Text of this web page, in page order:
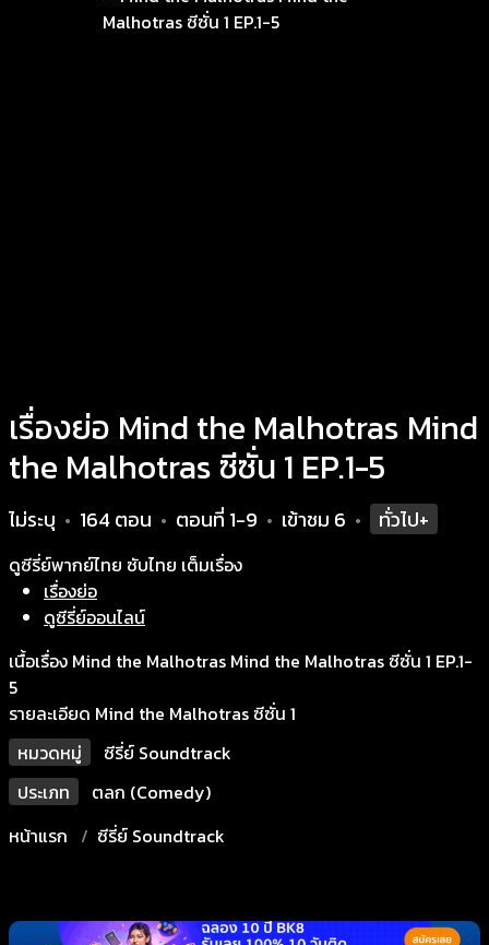
เรื่องย่อ Mind the Malhotras Mind
the Malhotras ซีซั่น 1 EP.1-5
ไม่ระบุ • 164 ตอน • ตอนที่ 1-9 • เข้าชม 6 • ทั่วไป+
ดูซีรี่ย์พากย์ไทย ซับไทย เต็มเรื่อง
เรื่องย่อ
ดูซีรี่ย์ออนไลน์
เนื้อเรื่อง Mind the Malhotras Mind the Malhotras ซีซั่น 1 EP.1-
5
รายละเอียด Mind the Malhotras ซีซั่น 1
หมวดหมู่
ซีรี่ย์ Soundtrack
ประเภท
ตลก (Comedy)
หน้าแรก
ซีรี่ย์ Soundtrack